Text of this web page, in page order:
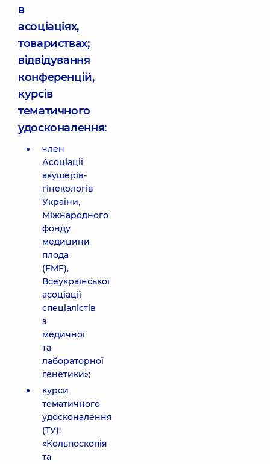
в
асоціаціях,
товариствах;
відвідування
конференцій,
курсів
тематичного
удосконалення:
член
Асоціації
акушерів-
гінекологів
України,
Міжнародного
фонду
медицини
плода
(FMF),
Всеукраїнської
асоціації
спеціалістів
з
медичної
та
лабораторної
генетики»;
курси
тематичного
удосконалення
(ТУ):
«Кольпоскопія
та